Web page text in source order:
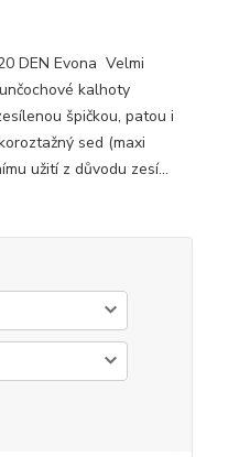
DEN Evona Velmi
kalhoty
špičkou, patou i
sed (maxi
užití z důvodu zesí...